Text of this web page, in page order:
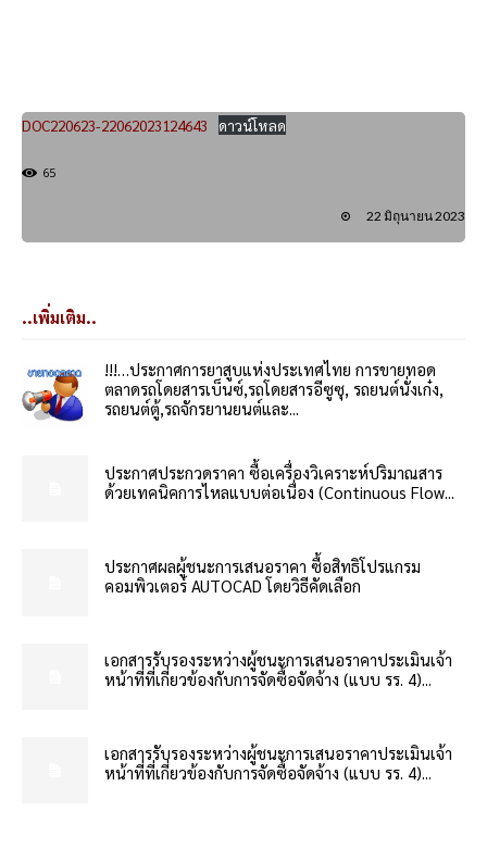
DOC220623-22062023124643 ดาวน์โหลด
65
22 มิถุนายน 2023
..เพิ่มเติม..
!!!…ประกาศการยาสูบแห่งประเทศไทย การขายทอด
ตลาดรถโดยสารเบ็นซ์,รถโดยสารอีซูซุ, รถยนต์นั่งเก๋ง,
รถยนต์ตู้,รถจักรยานยนต์และ...
ประกาศประกวดราคา ซื้อเครื่องวิเคราะห์ปริมาณสาร
ด้วยเทคนิคการไหลแบบต่อเนื่อง (Continuous Flow...
ประกาศผลผู้ชนะการเสนอราคา ซื้อสิทธิโปรแกรม
คอมพิวเตอร์ AUTOCAD โดยวิธีคัดเลือก
เอกสารรับรองระหว่างผู้ชนะการเสนอราคาประเมินเจ้า
หน้าที่ที่เกี่ยวข้องกับการจัดซื้อจัดจ้าง (แบบ รร. 4)...
เอกสารรับรองระหว่างผู้ชนะการเสนอราคาประเมินเจ้า
หน้าที่ที่เกี่ยวข้องกับการจัดซื้อจัดจ้าง (แบบ รร. 4)...